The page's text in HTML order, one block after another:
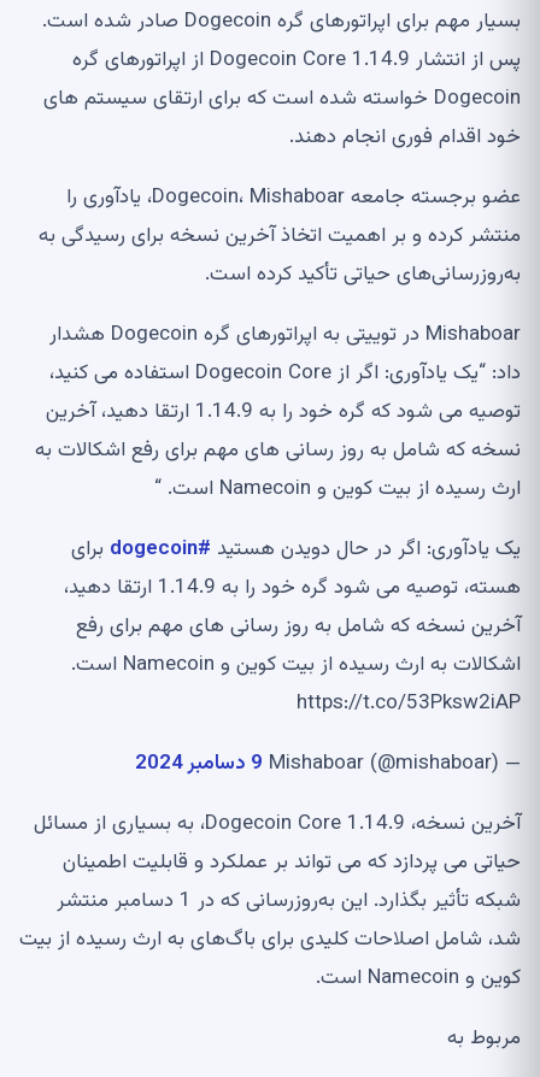
بسیار مهم برای اپراتورهای گره Dogecoin صادر شده است.
پس از انتشار Dogecoin Core 1.14.9 از اپراتورهای گره
Dogecoin خواسته شده است که برای ارتقای سیستم های
خود اقدام فوری انجام دهند.
عضو برجسته جامعه Dogecoin، Mishaboar، یادآوری را
منتشر کرده و بر اهمیت اتخاذ آخرین نسخه برای رسیدگی به
به‌روزرسانی‌های حیاتی تأکید کرده است.
Mishaboar در توییتی به اپراتورهای گره Dogecoin هشدار
داد: “یک یادآوری: اگر از Dogecoin Core استفاده می کنید،
توصیه می شود که گره خود را به 1.14.9 ارتقا دهید، آخرین
نسخه که شامل به روز رسانی های مهم برای رفع اشکالات به
ارث رسیده از بیت کوین و Namecoin است. “
یک یادآوری: اگر در حال دویدن هستید #dogecoin
برای
هسته، توصیه می شود گره خود را به 1.14.9 ارتقا دهید،
آخرین نسخه که شامل به روز رسانی های مهم برای رفع
اشکالات به ارث رسیده از بیت کوین و Namecoin است.
https://t.co/53Pksw2iAP
— Mishaboar (@mishaboar)
9 دسامبر 2024
آخرین نسخه، Dogecoin Core 1.14.9، به بسیاری از مسائل
حیاتی می پردازد که می تواند بر عملکرد و قابلیت اطمینان
شبکه تأثیر بگذارد. این به‌روزرسانی که در 1 دسامبر منتشر
شد، شامل اصلاحات کلیدی برای باگ‌های به ارث رسیده از بیت
کوین و Namecoin است.
مربوط به